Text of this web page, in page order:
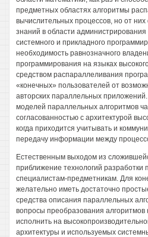
предметных областях алгоритмы
вычислительных процессов, но от них
знаний в области
системного и прикладного
необходимость равнозначного
программирования на языках
средством распараллеливания
«конечных» пользователей от
авторских параллельных
моделей параллельных алгоритмов
согласованностью с архитектурой
когда приходится учитывать и
передачу информации между
Естественным выходом из
приближение технологий разработки
специалистам-предметникам. Для
желательно иметь достаточно
средства описания параллельных
вопросы преобразования алгоритмов
исполнить на
архитектуры и используемых